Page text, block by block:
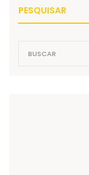
PESQUISAR